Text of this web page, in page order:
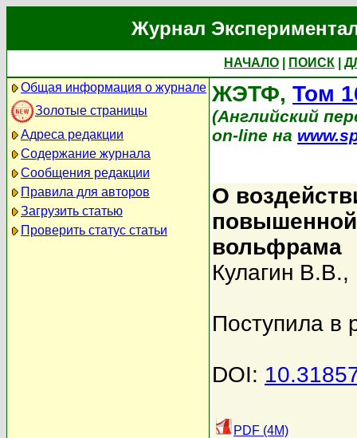
Журнал
НАЧАЛО ПОИСК
Общая информация о журнале
Золотые страницы
Адреса редакции
Содержание журнала
Сообщения редакции
Правила для авторов
Загрузить статью
Проверить статус статьи
ЖЭТФ, Том
(Английский
on-line на
О
повышенной
вольфрама
Кулагин В.В.,
Поступила в
DOI:
PDF (4M)